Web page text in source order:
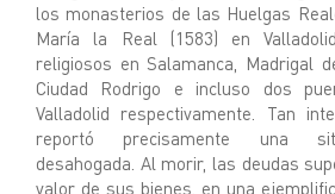
los monasterios de las Huelgas
María la Real (1583) en
religiosos en Salamanca, Madrigal
Ciudad Rodrigo e incluso dos
Valladolid respectivamente. Tan
reportó precisamente una
desahogada. Al morir, las deudas
valor de sus bienes, en una